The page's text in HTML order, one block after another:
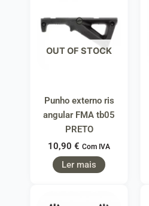
OUT OF STOCK
Punho externo ris
angular FMA tb05
PRETO
10,90 € Com IVA
Ler mais